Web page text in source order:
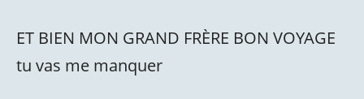
ET BIEN MON GRAND FRÈRE BON VOYAGE
tu vas me manquer